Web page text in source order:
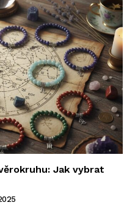
Jak vybrat